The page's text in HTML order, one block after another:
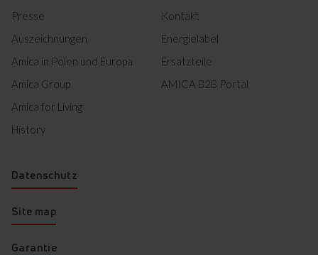
Presse
Auszeichnungen
Amica in Polen und Europa
Amica Group
Amica for Living
History
Kontakt
Energielabel
Ersatzteile
AMICA B2B Portal
Datenschutz
Site map
Garantie